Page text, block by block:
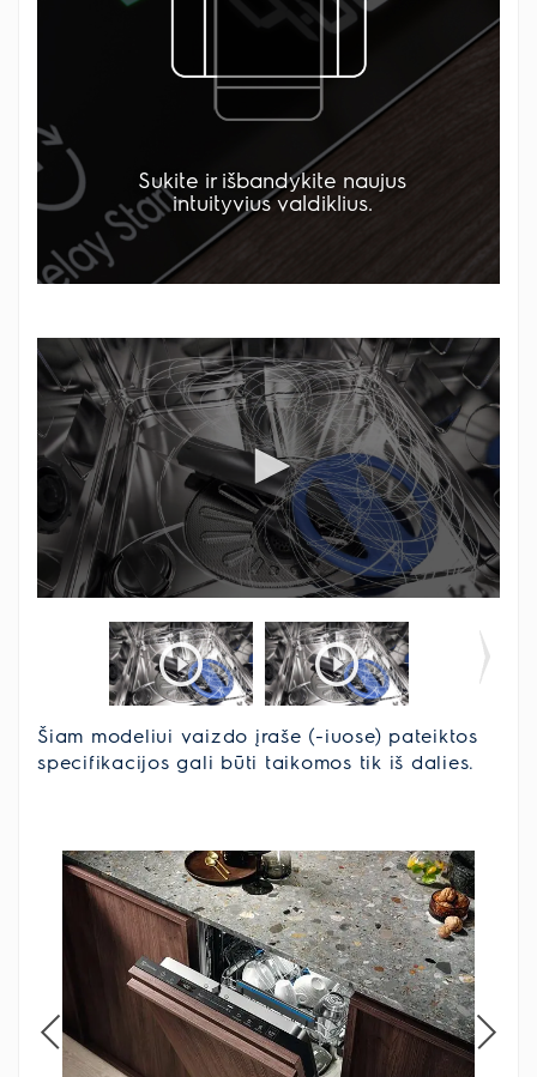
Šiam modeliui vaizdo įraše (-iuose) pateiktos
specifikacijos gali būti taikomos tik iš dalies.